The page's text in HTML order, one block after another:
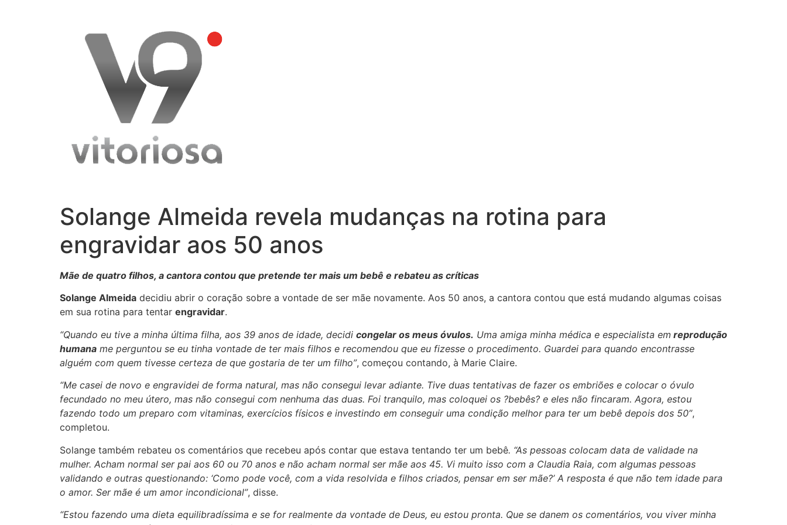
Solange Almeida revela mudanças na rotina para
engravidar aos 50 anos
Mãe de quatro filhos, a cantora contou que pretende ter mais um bebê e rebateu as críticas
Solange Almeida decidiu abrir o coração sobre a vontade de ser mãe novamente. Aos 50 anos, a cantora contou que está mudando algumas coisas
em sua rotina para tentar engravidar.
“Quando eu tive a minha última filha, aos 39 anos de idade, decidi congelar os meus óvulos. Uma amiga minha médica e especialista em reprodução
humana me perguntou se eu tinha vontade de ter mais filhos e recomendou que eu fizesse o procedimento. Guardei para quando encontrasse
alguém com quem tivesse certeza de que gostaria de ter um filho”, começou contando, à Marie Claire.
“Me casei de novo e engravidei de forma natural, mas não consegui levar adiante. Tive duas tentativas de fazer os embriões e colocar o óvulo
fecundado no meu útero, mas não consegui com nenhuma das duas. Foi tranquilo, mas coloquei os ?bebês? e eles não fincaram. Agora, estou
fazendo todo um preparo com vitaminas, exercícios físicos e investindo em conseguir uma condição melhor para ter um bebê depois dos 50”,
completou.
Solange também rebateu os comentários que recebeu após contar que estava tentando ter um bebê. “As pessoas colocam data de validade na
mulher. Acham normal ser pai aos 60 ou 70 anos e não acham normal ser mãe aos 45. Vi muito isso com a Claudia Raia, com algumas pessoas
validando e outras questionando: ‘Como pode você, com a vida resolvida e filhos criados, pensar em ser mãe?’ A resposta é que não tem idade para
o amor. Ser mãe é um amor incondicional”, disse.
“Estou fazendo uma dieta equilibradíssima e se for realmente da vontade de Deus, eu estou pronta. Que se danem os comentários, vou viver minha